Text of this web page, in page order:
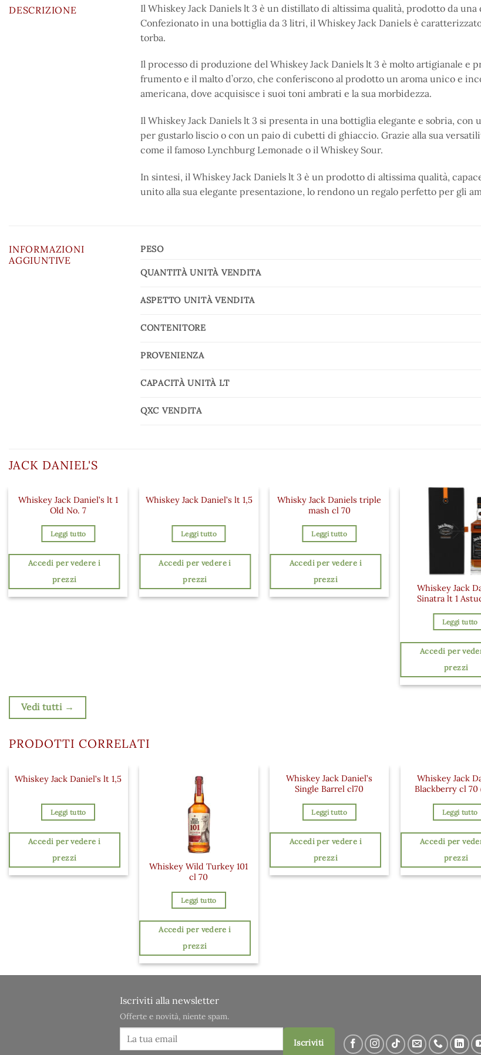
DESCRIZIONE
Il Whiskey Jack Daniels lt 3 è un distillato di altissima qualità, prodotto da
Confezionato in una bottiglia da 3 litri, il Whiskey Jack Daniels è
torba.
Il processo di produzione del Whiskey Jack Daniels lt 3 è molto artigianale
frumento e il malto d’orzo, che conferiscono al prodotto un aroma unico e
americana, dove acquisisce i suoi toni ambrati e la sua morbidezza.
Il Whiskey Jack Daniels lt 3 si presenta in una bottiglia elegante e sobria,
per gustarlo liscio o con un paio di cubetti di ghiaccio. Grazie alla sua
come il famoso Lynchburg Lemonade o il Whiskey Sour.
In sintesi, il Whiskey Jack Daniels lt 3 è un prodotto di altissima qualità,
unito alla sua elegante presentazione, lo rendono un regalo perfetto per gli
INFORMAZIONI
AGGIUNTIVE
PESO
QUANTITÀ UNITÀ VENDITA
ASPETTO UNITÀ VENDITA
CONTENITORE
PROVENIENZA
CAPACITÀ UNITÀ LT
QXC VENDITA
JACK DANIEL'S
Whiskey Jack Daniel’s lt 1
Old No. 7
Leggi tutto
Accedi per vedere i
prezzi
Whiskey Jack Daniel’s lt 1,5
Leggi tutto
Accedi per vedere i
prezzi
Whisky Jack Daniels triple
mash cl 70
Leggi tutto
Accedi per vedere i
prezzi
Whiskey Jack
Sinatra lt 1
Leggi tutto
Accedi per
prezzi
Vedi tutti →
PRODOTTI CORRELATI
Whiskey Jack Daniel’s lt 1,5
Leggi tutto
Accedi per vedere i
prezzi
Whiskey Wild Turkey 101
cl 70
Leggi tutto
Accedi per vedere i
prezzi
Whiskey Jack Daniel’s
Single Barrel cl70
Leggi tutto
Accedi per vedere i
prezzi
Whiskey Jack
Blackberry cl 70
Leggi tutto
Accedi per
prezzi
Iscriviti alla newsletter
Offerte e novità, niente spam.
Iscriviti